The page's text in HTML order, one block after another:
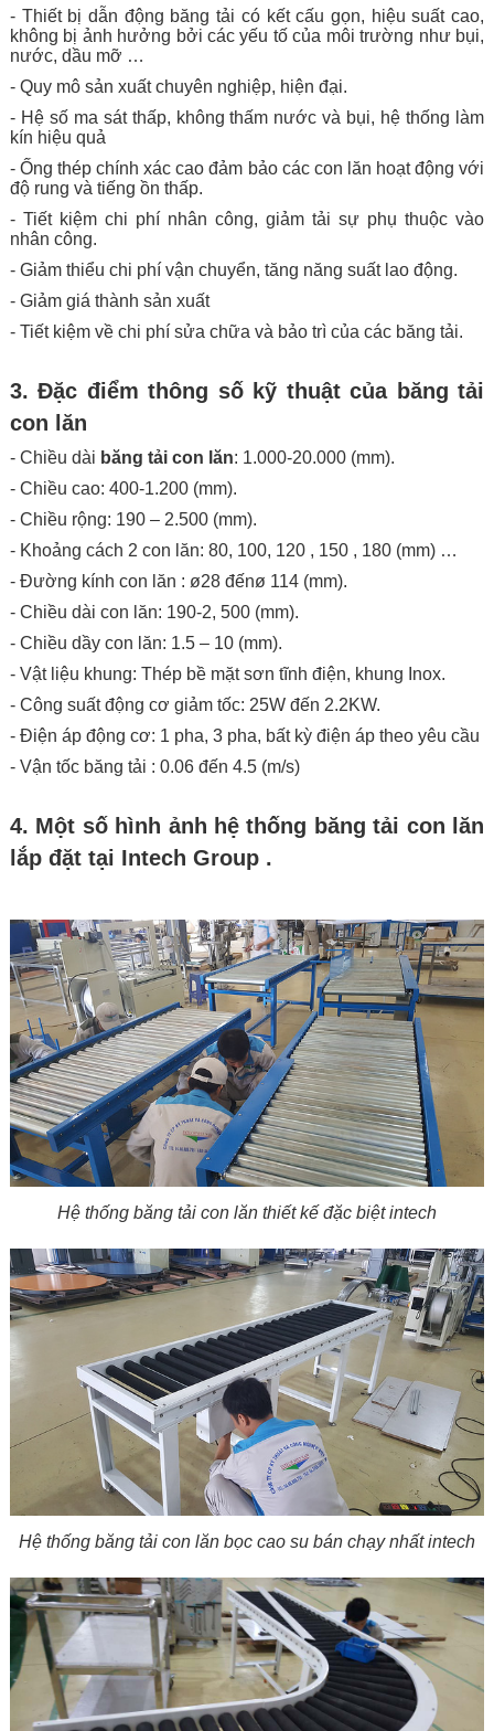
- Thiết bị dẫn động băng tải có kết cấu gọn, hiệu suất cao,
không bị ảnh hưởng bởi các yếu tố của môi trường như bụi,
nước, dầu mỡ …
- Quy mô sản xuất chuyên nghiệp, hiện đại.
- Hệ số ma sát thấp, không thấm nước và bụi, hệ thống làm
kín hiệu quả
- Ống thép chính xác cao đảm bảo các con lăn hoạt động với
độ rung và tiếng ồn thấp.
- Tiết kiệm chi phí nhân công, giảm tải sự phụ thuộc vào
nhân công.
- Giảm thiểu chi phí vận chuyển, tăng năng suất lao động.
- Giảm giá thành sản xuất
- Tiết kiệm về chi phí sửa chữa và bảo trì của các băng tải.
3. Đặc điểm thông số kỹ thuật của băng tải
con lăn
- Chiều dài băng tải con lăn: 1.000-20.000 (mm).
- Chiều cao: 400-1.200 (mm).
- Chiều rộng: 190 – 2.500 (mm).
- Khoảng cách 2 con lăn: 80, 100, 120 , 150 , 180 (mm) …
- Đường kính con lăn : ø28 đếnø 114 (mm).
- Chiều dài con lăn: 190-2, 500 (mm).
- Chiều dầy con lăn: 1.5 – 10 (mm).
- Vật liệu khung: Thép bề mặt sơn tĩnh điện, khung Inox.
- Công suất động cơ giảm tốc: 25W đến 2.2KW.
- Điện áp động cơ: 1 pha, 3 pha, bất kỳ điện áp theo yêu cầu
- Vận tốc băng tải : 0.06 đến 4.5 (m/s)
4. Một số hình ảnh hệ thống băng tải con lăn
lắp đặt tại Intech Group .
Hệ thống băng tải con lăn thiết kế đặc biệt intech
Hệ thống băng tải con lăn bọc cao su bán chạy nhất intech